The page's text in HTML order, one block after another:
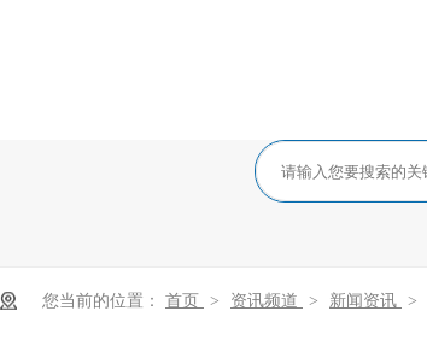
您当前的位置： 首页 > 资讯频道 > 新闻资讯 >